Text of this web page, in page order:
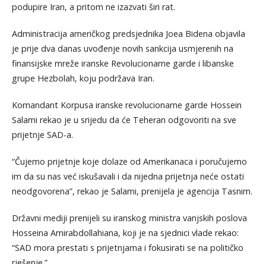
podupire Iran, a pritom ne izazvati širi rat.
Administracija američkog predsjednika Joea Bidena objavila
je prije dva danas uvođenje novih sankcija usmjerenih na
finansijske mreže iranske Revolucionarne garde i libanske
grupe Hezbolah, koju podržava Iran.
Komandant Korpusa iranske revolucionarne garde Hossein
Salami rekao je u srijedu da će Teheran odgovoriti na sve
prijetnje SAD-a.
“Čujemo prijetnje koje dolaze od Amerikanaca i poručujemo
im da su nas već iskušavali i da nijedna prijetnja neće ostati
neodgovorena”, rekao je Salami, prenijela je agencija Tasnim.
Državni mediji prenijeli su iranskog ministra vanjskih poslova
Hosseina Amirabdollahiana, koji je na sjednici vlade rekao:
“SAD mora prestati s prijetnjama i fokusirati se na političko